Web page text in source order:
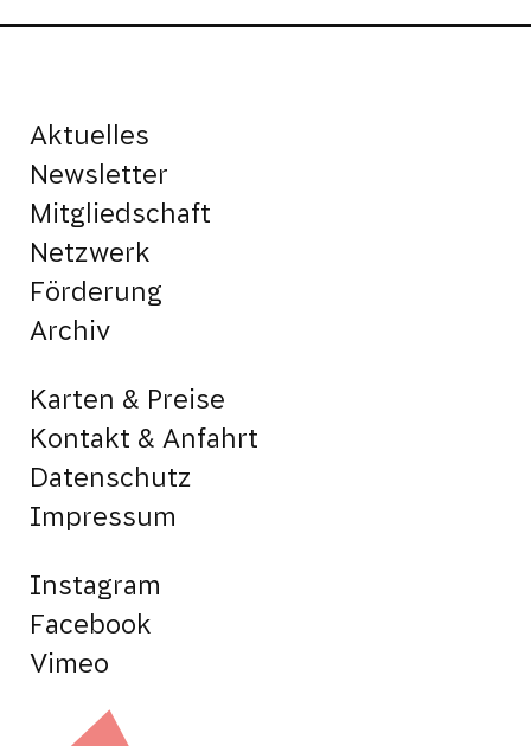
Aktuelles
Newsletter
Mitgliedschaft
Netzwerk
Förderung
Archiv
Karten & Preise
Kontakt & Anfahrt
Datenschutz
Impressum
Instagram
Facebook
Vimeo